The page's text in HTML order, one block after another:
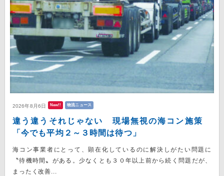
2026年8月6日 New!! 物流ニュース
違う違うそれじゃない 現場無視の海コン施策
「今でも平均２～３時間は待つ」
海コン事業者にとって、顕在化しているのに解決しがたい問題に
〝待機時間〟がある。少なくとも３０年以上前から続く問題だが、
まったく改善...